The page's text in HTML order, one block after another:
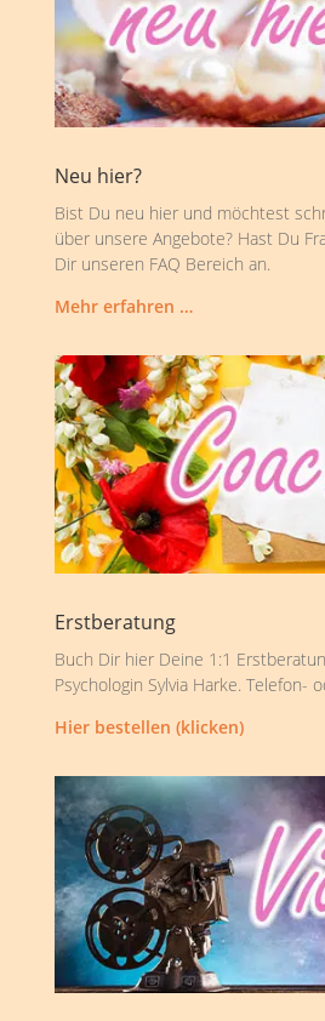
Neu hier?
Bist Du neu hier und möchtest
über unsere Angebote? Hast Du
Dir unseren FAQ Bereich an.
Mehr erfahren …
Erstberatung
Buch Dir hier Deine 1:1
Psychologin Sylvia Harke. Telefon-
Hier bestellen (klicken)